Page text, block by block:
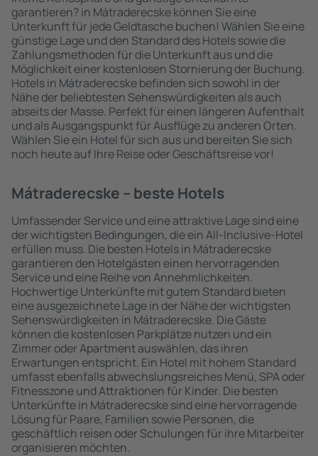
garantieren? in Mátraderecske können Sie eine
Unterkunft für jede Geldtasche buchen! Wählen Sie eine
günstige Lage und den Standard des Hotels sowie die
Zahlungsmethoden für die Unterkunft aus und die
Möglichkeit einer kostenlosen Stornierung der Buchung.
Hotels in Mátraderecske befinden sich sowohl in der
Nähe der beliebtesten Sehenswürdigkeiten als auch
abseits der Masse. Perfekt für einen längeren Aufenthalt
und als Ausgangspunkt für Ausflüge zu anderen Orten.
Wählen Sie ein Hotel für sich aus und bereiten Sie sich
noch heute auf Ihre Reise oder Geschäftsreise vor!
Mátraderecske – beste Hotels
Umfassender Service und eine attraktive Lage sind eine
der wichtigsten Bedingungen, die ein All-Inclusive-Hotel
erfüllen muss. Die besten Hotels in Mátraderecske
garantieren den Hotelgästen einen hervorragenden
Service und eine Reihe von Annehmlichkeiten.
Hochwertige Unterkünfte mit gutem Standard bieten
eine ausgezeichnete Lage in der Nähe der wichtigsten
Sehenswürdigkeiten in Mátraderecske. Die Gäste
können die kostenlosen Parkplätze nutzen und ein
Zimmer oder Apartment auswählen, das ihren
Erwartungen entspricht. Ein Hotel mit hohem Standard
umfasst ebenfalls abwechslungsreiches Menü, SPA oder
Fitnesszone und Attraktionen für Kinder. Die besten
Unterkünfte in Mátraderecske sind eine hervorragende
Lösung für Paare, Familien sowie Personen, die
geschäftlich reisen oder Schulungen für ihre Mitarbeiter
organisieren möchten.